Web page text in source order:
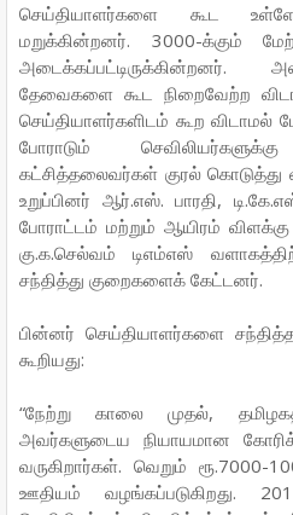
செய்தியாளர்களை கூட
மறுக்கின்றனர். 3000-க்கும்
அடைக்கப்பட்டிருக்கின்றனர்.
தேவைகளை கூட நிறைவேற்ற
செய்தியாளர்களிடம் கூற விடாமல்
போராடும்
கட்சித்தலைவர்கள் குரல் கொடுத்து
உறுப்பினர் ஆர்.எஸ். பாரதி,
போராட்டம் மற்றும் ஆயிரம்
கு.க.செல்வம் டிஎம்எஸ்
சந்தித்து குறைகளைக் கேட்டனர்.
பின்னர் செய்தியாளர்களை சந்தித்த
கூறியது:
“நேற்று காலை முதல்,
அவர்களுடைய நியாயமான
வருகிறார்கள். வெறும்
ஊதியம் வழங்கப்படுகிறது.